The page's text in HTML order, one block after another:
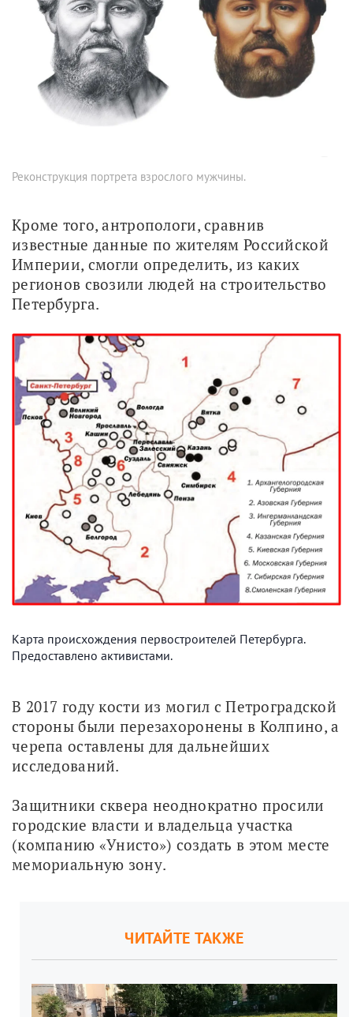
Реконструкция портрета взрослого мужчины.
Кроме того, антропологи, сравнив
известные данные по жителям Российской
Империи, смогли определить, из каких
регионов свозили людей на строительство
Петербурга.
Карта происхождения первостроителей Петербурга.
Предоставлено активистами.
В 2017 году кости из могил с Петроградской
стороны были перезахоронены в Колпино, а
черепа оставлены для дальнейших
исследований.
Защитники сквера неоднократно просили
городские власти и владельца участка
(компанию «Унисто») создать в этом месте
мемориальную зону.
ЧИТАЙТЕ ТАКЖЕ